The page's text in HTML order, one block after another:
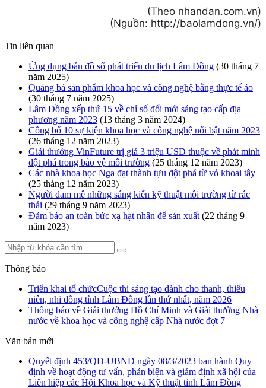
(Theo nhandan.com.vn)
(Nguồn: http://baolamdong.vn/)
Tin liên quan
Ứng dụng bản đồ số phát triển du lịch Lâm Đồng (30 tháng 7
năm 2025)
Quảng bá sản phẩm khoa học và công nghệ bằng thực tế ảo
(30 tháng 7 năm 2025)
Lâm Đồng xếp thứ 15 về chỉ số đổi mới sáng tạo cấp địa
phương năm 2023 (13 tháng 3 năm 2024)
Công bố 10 sự kiện khoa học và công nghệ nổi bật năm 2023
(26 tháng 12 năm 2023)
Giải thưởng VinFuture trị giá 3 triệu USD thuộc về phát minh
đột phá trong bảo vệ môi trường (25 tháng 12 năm 2023)
Các nhà khoa học Nga đạt thành tựu đột phá từ vỏ khoai tây
(25 tháng 12 năm 2023)
Người đam mê những sáng kiến kỹ thuật môi trường từ rác
thải (29 tháng 9 năm 2023)
Đảm bảo an toàn bức xạ hạt nhân để sản xuất (22 tháng 9
năm 2023)
Thông báo
Triển khai tổ chứcCuộc thi sáng tạo dành cho thanh, thiếu
niên, nhi đồng tỉnh Lâm Đồng lần thứ nhất, năm 2026
Thông báo về Giải thưởng Hồ Chí Minh và Giải thưởng Nhà
nước về khoa học và công nghệ cấp Nhà nước đợt 7
Văn bản mới
Quyết định 453/QĐ-UBND ngày 08/3/2023 ban hành Quy
định về hoạt động tư vấn, phản biện và giám định xã hội của
Liên hiệp các Hội Khoa học và Kỹ thuật tỉnh Lâm Đồng